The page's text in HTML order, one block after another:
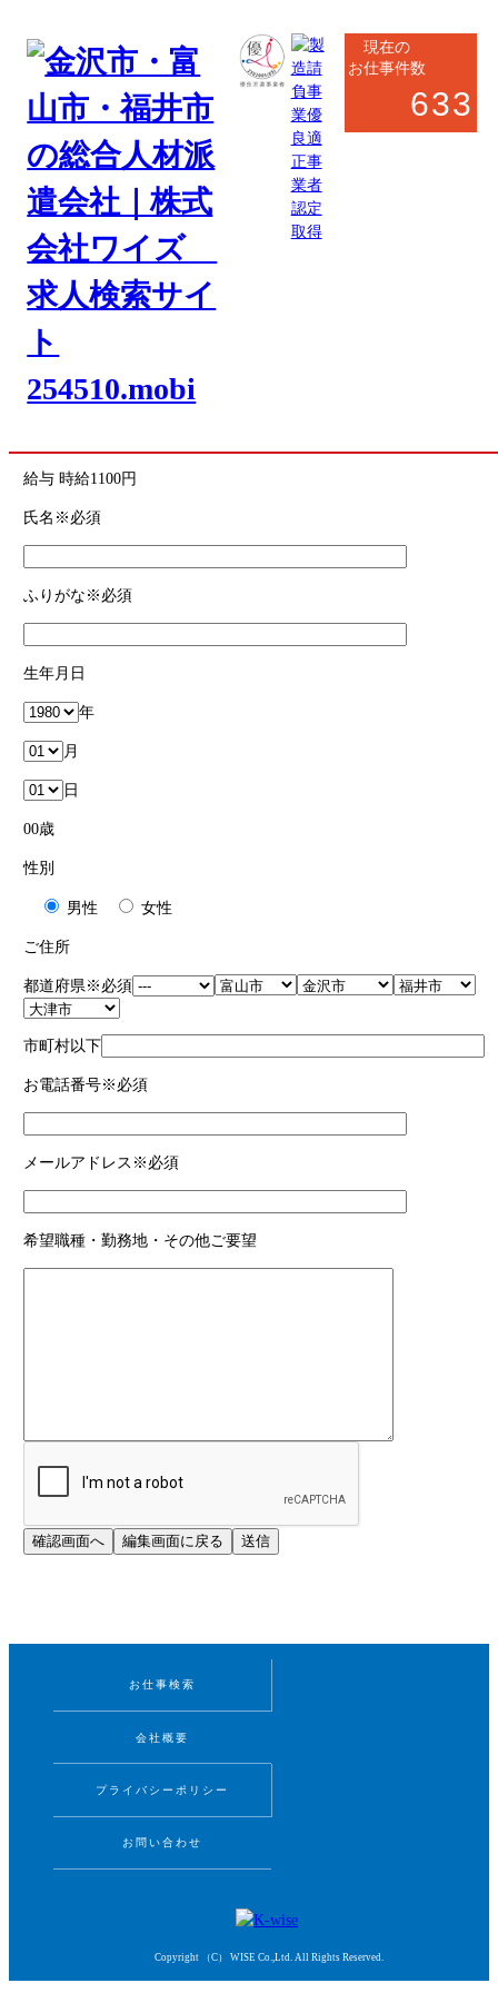
現在の
お仕事件数
633
お仕事応募フォーム
お仕事内容 クリーニング仕上品のハンガー掛け・折りたたみ作業
勤務地 石川県七尾市川尻町
(最寄駅 田鶴浜駅)
駅から徒歩10分
勤務時間
②8:30～12:00
給与 時給1100円
氏名 ※必須
ふりがな ※必須
生年月日
年
月
日
00歳
性別
男性 女性
ご住所
都道府県 ※必須
市町村以下
お電話番号※必須
メールアドレス ※必須
希望職種・勤務地・その他ご要望
お仕事検索
会社概要
プライバシーポリシー
お問い合わせ
Copyright （C） WISE Co.,Ltd. All Rights Reserved.